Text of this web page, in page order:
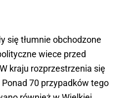
się tłumnie obchodzone
wiece przed
kraju rozprzestrzenia się
70 przypadków tego